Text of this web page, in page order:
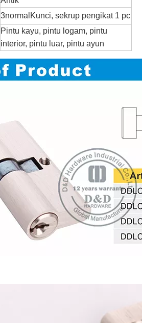
3normal Kunci, sekrup pengikat 1 pc
Pintu kayu, pintu logam, pintu
interior, pintu luar, pintu ayun